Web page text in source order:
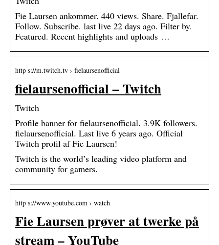
Fie Laursen ankommer. 440 views. Share. Fjallefar.
Follow. Subscribe. last live 22 days ago. Filter by.
Featured. Recent highlights and uploads …
http s://m.twitch.tv › fielaursenofficial
fielaursenofficial – Twitch
Twitch
Profile banner for fielaursenofficial. 3.9K followers.
fielaursenofficial. Last live 6 years ago. Official
Twitch profil af Fie Laursen!
Twitch is the world’s leading video platform and
community for gamers.
http s://www.youtube.com › watch
Fie Laursen prøver at twerke på
stream – YouTube